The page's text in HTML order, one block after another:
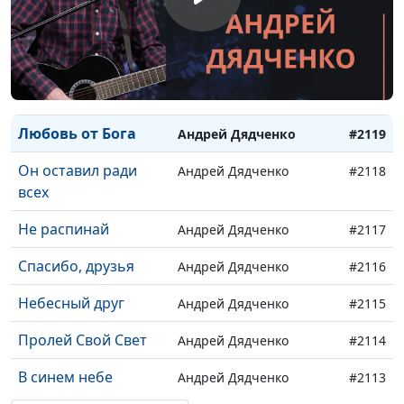
Бог всегда со мной Андрей Дядченко
Ты... Андрей Дядченко #2121
Я буду славить Андрей Дядченко #2120
Любовь от Бога Андрей Дядченко #2119
Он оставил ради
всех
Андрей Дядченко #2118
Не распинай Андрей Дядченко #2117
Спасибо, друзья Андрей Дядченко #2116
Небесный друг Андрей Дядченко #2115
Пролей Свой Свет Андрей Дядченко #2114
В синем небе
облака
Андрей Дядченко #2113